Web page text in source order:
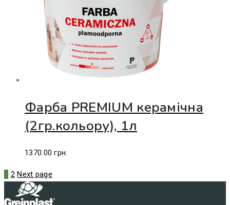
Фарба PREMIUM керамічна
(2гр.кольору), 1л
1370.00 грн.
1 2 Next page